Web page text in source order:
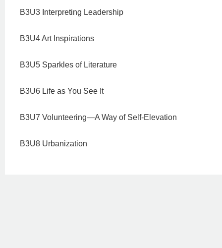
B3U3 Interpreting Leadership
B3U4 Art Inspirations
B3U5 Sparkles of Literature
B3U6 Life as You See It
B3U7 Volunteering—A Way of Self-Elevation
B3U8 Urbanization